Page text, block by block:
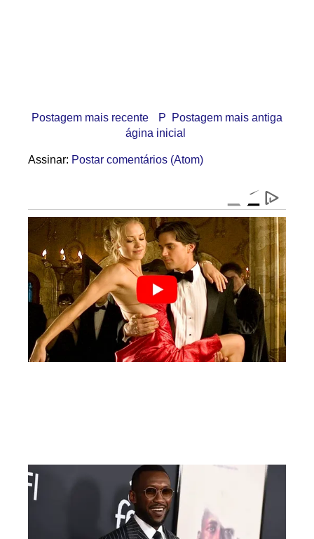
Postagem mais recente Postagem mais antiga
P
ágina inicial
Assinar: Postar comentários (Atom)